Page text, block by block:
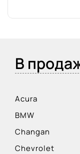
В
Acura
BMW
Changan
Chevrolet